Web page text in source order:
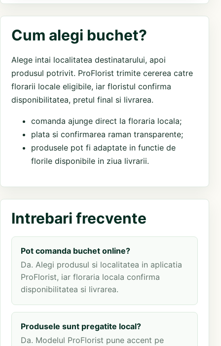
Cum alegi buchet?
Alege intai localitatea destinatarului, apoi
produsul potrivit. ProFlorist trimite cererea catre
florarii locale eligibile, iar floristul confirma
disponibilitatea, pretul final si livrarea.
comanda ajunge direct la floraria locala;
plata si confirmarea raman transparente;
produsele pot fi adaptate in functie de
florile disponibile in ziua livrarii.
Intrebari frecvente
Pot comanda buchet online?
Da. Alegi produsul si localitatea in aplicatia
ProFlorist, iar floraria locala confirma
disponibilitatea si livrarea.
Produsele sunt pregatite local?
Da. Modelul ProFlorist pune accent pe